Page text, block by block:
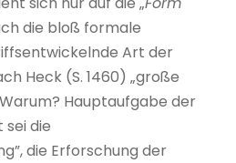
die bloß formale
Art der
Heck (S. 1460) „große
Hauptaufgabe der
sei die
die Erforschung der